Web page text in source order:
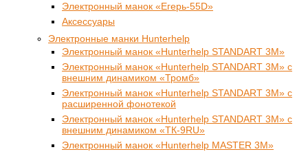
Электронный манок «Егерь-55D»
Аксессуары
Электронные манки Hunterhelp
Электронный манок «Hunterhelp STANDART 3M»
Электронный манок «Hunterhelp STANDART 3M» с
внешним динамиком «Тромб»
Электронный манок «Hunterhelp STANDART 3M» с
расширенной фонотекой
Электронный манок «Hunterhelp STANDART 3M» с
внешним динамиком «ТК-9RU»
Электронный манок «Hunterhelp MASTER 3M»